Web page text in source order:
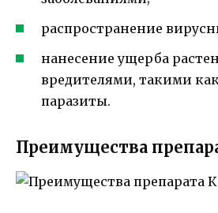
распространение
нанесение ущерба
вредителями, такими
паразиты.
Преимущества